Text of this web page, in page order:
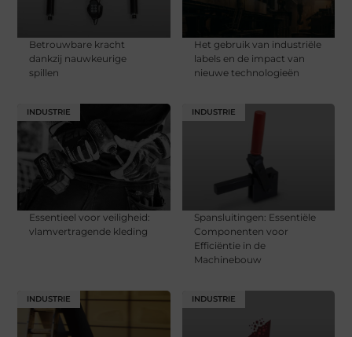
Betrouwbare kracht
dankzij nauwkeurige
spillen
Het gebruik van industriële
labels en de impact van
nieuwe technologieën
INDUSTRIE
Essentieel voor veiligheid:
vlamvertragende kleding
INDUSTRIE
Spansluitingen: Essentiële
Componenten voor
Efficiëntie in de
Machinebouw
INDUSTRIE INDUSTRIE